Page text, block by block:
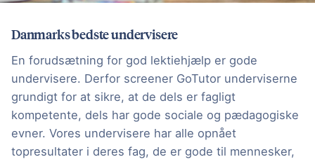
Danmarks bedste undervisere
En forudsætning for god lektiehjælp er gode
undervisere. Derfor screener GoTutor underviserne
grundigt for at sikre, at de dels er fagligt
kompetente, dels har gode sociale og pædagogiske
evner. Vores undervisere har alle opnået
topresultater i deres fag, de er gode til mennesker,